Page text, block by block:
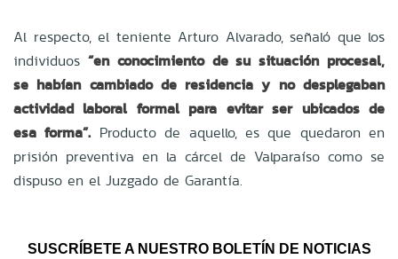
Al respecto, el teniente Arturo Alvarado, señaló que los
individuos “en conocimiento de su situación procesal,
se habían cambiado de residencia y no desplegaban
actividad laboral formal para evitar ser ubicados de
esa forma”. Producto de aquello, es que quedaron en
prisión preventiva en la cárcel de Valparaíso como se
dispuso en el Juzgado de Garantía.
SUSCRÍBETE A NUESTRO BOLETÍN DE NOTICIAS